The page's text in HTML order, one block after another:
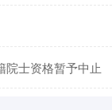
院士资格暂予中止